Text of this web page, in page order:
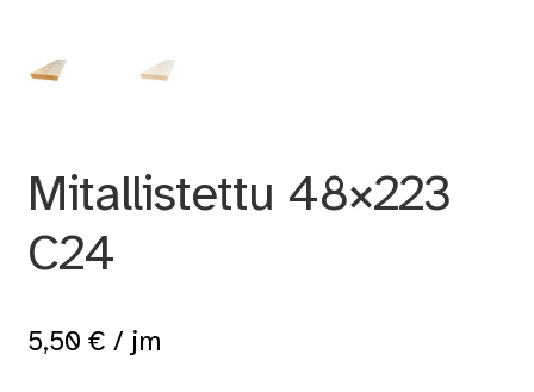
Mitallistettu 48×223
C24
5,50 € / jm